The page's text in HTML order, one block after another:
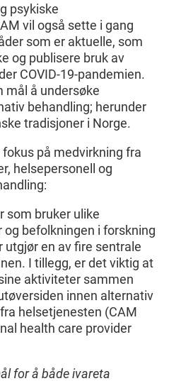
psykiske
vil også sette i gang
som er aktuelle, som
og publisere bruk av
COVID-19-pandemien.
mål å undersøke
behandling; herunder
tradisjoner i Norge.
på medvirkning fra
helsepersonell og
som bruker ulike
befolkningen i forskning
utgjør en av fire sentrale
I tillegg, er det viktig at
aktiviteter sammen
innen alternativ
helsetjenesten (CAM
health care provider
for å både ivareta